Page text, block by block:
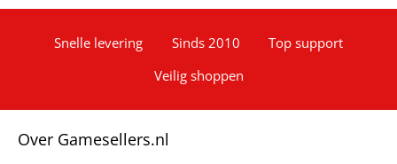
Snelle levering Sinds 2010
Top support
Veilig shoppen
Over Gamesellers.nl